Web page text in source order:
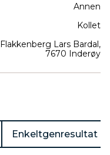
Annen
Kollet
Flakkenberg Lars Bardal,
7670 Inderøy
Enkeltgenresultat